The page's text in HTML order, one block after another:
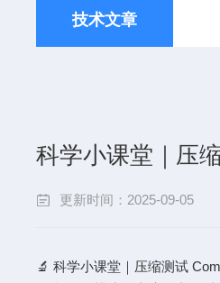
技术文章
科学小课堂｜压
更新时间：2025-09-05
🔬 科学小课堂｜压缩测试